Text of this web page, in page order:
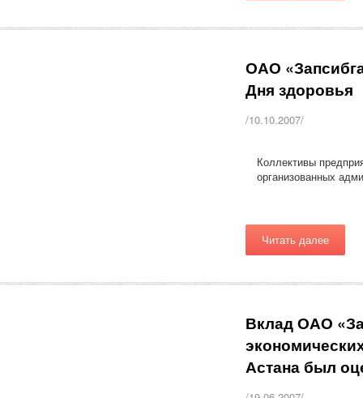
ОАО
Дня здоровья
/10.10.2007/
Коллективы
организованных
Читать далее
Вклад ОАО
Астана был